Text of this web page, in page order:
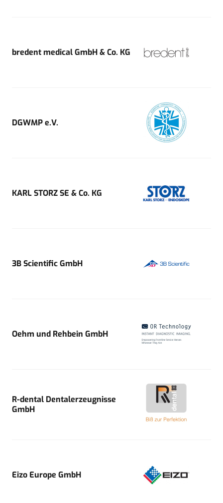
bredent medical GmbH & Co. KG
DGWMP e.V.
KARL STORZ SE & Co. KG
3B Scientific GmbH
Oehm und Rehbein GmbH
R-dental Dentalerzeugnisse
GmbH
Eizo Europe GmbH